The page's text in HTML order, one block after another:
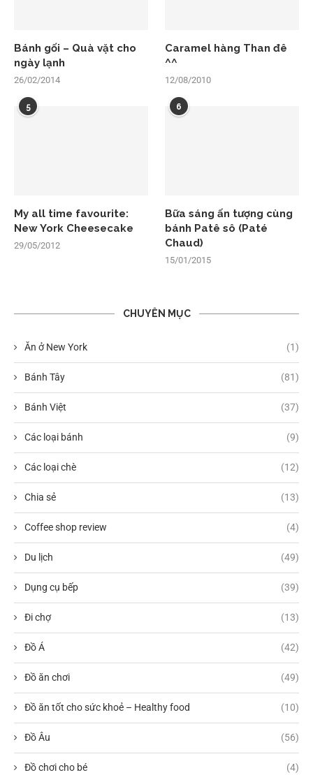
Bánh gối – Quà vặt cho
ngày lạnh
26/02/2014
Caramel hàng Than đê
^^
12/08/2010
5
My all time favourite:
New York Cheesecake
29/05/2012
6
Bữa sáng ấn tượng cùng
bánh Patê sô (Paté
Chaud)
15/01/2015
CHUYÊN MỤC
Ăn ở New York (1)
Bánh Tây (81)
Bánh Việt (37)
Các loại bánh (9)
Các loại chè (12)
Chia sẻ (13)
Coffee shop review (4)
Du lịch (49)
Dụng cụ bếp (39)
Đi chợ (13)
Đồ Á (42)
Đồ ăn chơi (49)
Đồ ăn tốt cho sức khoẻ – Healthy food (10)
Đồ Âu (56)
Đồ chơi cho bé (4)